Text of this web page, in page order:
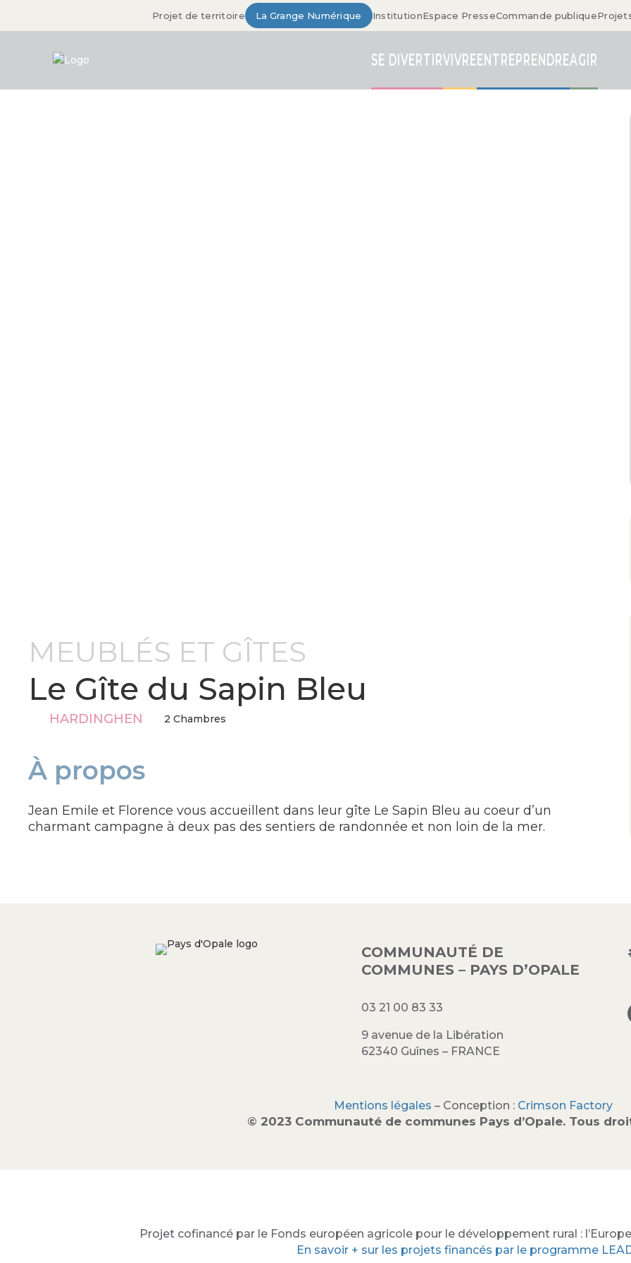
Projet de territoire La Grange Numérique InstitutionEspace PresseCommande publique
SE DIVERTIRVIVREENTREPRENDREAGIR
MEUBLÉS ET GÎTES
Le Gîte du Sapin Bleu
HARDINGHEN 2 Chambres
À propos
Jean Emile et Florence vous accueillent dans leur gîte Le Sapin Bleu au coeur d’un
charmant campagne à deux pas des sentiers de randonnée et non loin de la mer.
COMMUNAUTÉ DE
COMMUNES – PAYS D’OPALE
03 21 00 83 33
9 avenue de la Libération
62340 Guînes – FRANCE
Mentions légales – Conception : Crimson Factory
© 2023 Communauté de communes Pays d’Opale. Tous
Projet cofinancé par le Fonds européen agricole pour le développement rural :
En savoir + sur les projets financés par le programme